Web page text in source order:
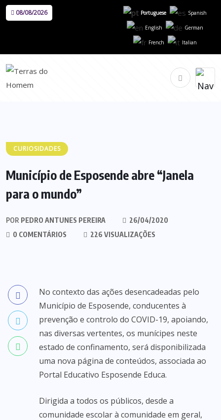
08/08/2026 Portuguese Spanish
English German
French Italian
CURIOSIDADES
Município de Esposende abre “Janela
para o mundo”
POR PEDRO ANTUNES PEREIRA
26/04/2020
0 COMENTÁRIOS
226 VISUALIZAÇÕES
No contexto das ações desencadeadas pelo
Município de Esposende, conducentes à
prevenção e controlo do COVID-19, apoiando,
nas diversas vertentes, os munícipes neste
estado de confinamento, será disponibilizada
uma nova página de conteúdos, associada ao
Portal Educativo Esposende Educa.
Dirigida a todos os públicos, desde a
comunidade escolar à comunidade em geral,